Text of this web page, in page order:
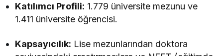
Katılımcı Profili: 1.779 üniversite mezunu ve
1.411 üniversite öğrencisi.
Kapsayıcılık: Lise mezunlarından doktora